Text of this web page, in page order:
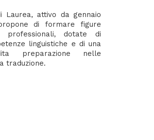
Laurea, attivo da gennaio
di formare figure
professionali, dotate di
linguistiche e di una
preparazione nelle
traduzione.